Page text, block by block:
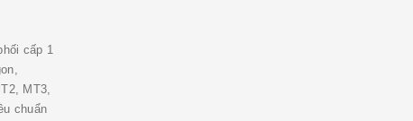
cấp 1
MT3,
chuẩn